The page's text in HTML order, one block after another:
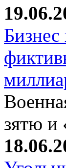
зятю и